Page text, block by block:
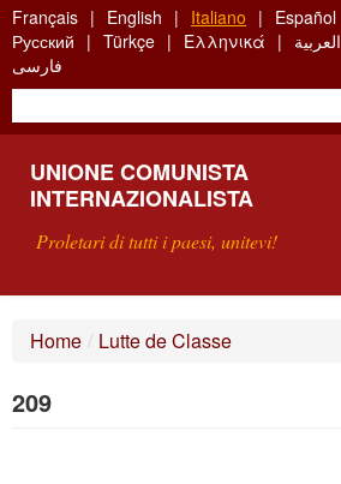
Skip
to
main
content
Français English Italiano Español
Русский
Türkçe Ελληνικά العربية
فارسی
UNIONE COMUNISTA
INTERNAZIONALISTA
Proletari di tutti i paesi, unitevi!
Home / Lutte de Classe
209